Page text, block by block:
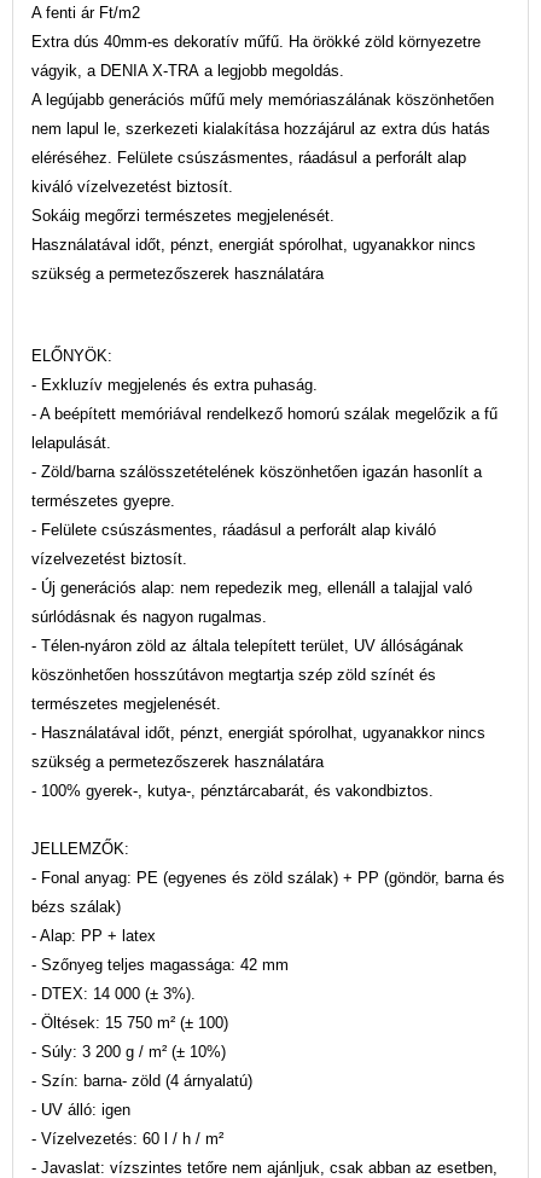
A fenti ár Ft/m2
Extra dús 40mm-es dekoratív műfű. Haörökké zöld környezetre
vágyik, a DENIA X-TRA a legjobb megoldás.
A legújabb generációs műfű mely memóriaszálának köszönhetően
nem lapul le, szerkezeti kialakítása hozzájárul az extra dús hatás
eléréséhez. Felülete csúszásmentes, ráadásul a perforált alap
kiváló vízelvezetést biztosít.
Sokáig megőrzi természetes megjelenését.
Használatával időt, pénzt, energiát spórolhat, ugyanakkor nincs
szükség a permetezőszerek használatára
ELŐNYÖK:
- Exkluzív megjelenés és extra puhaság.
- A beépített memóriával rendelkező homorú szálak megelőzik a fű
lelapulását.
- Zöld/barna szálösszetételének köszönhetően igazán hasonlít a
természetes gyepre.
- Felülete csúszásmentes, ráadásul a perforált alap kiváló
vízelvezetést biztosít.
- Új generációs alap: nem repedezik meg, ellenáll a talajjal való
súrlódásnak és nagyon rugalmas.
- Télen-nyáron zöld az általa telepített terület, UV állóságának
köszönhetően hosszútávon megtartja szép zöld színét és
természetes megjelenését.
- Használatával időt, pénzt, energiát spórolhat, ugyanakkor nincs
szükség a permetezőszerek használatára
- 100% gyerek-, kutya-, pénztárcabarát, és vakondbiztos.
JELLEMZŐK:
- Fonal anyag: PE (egyenes és zöld szálak) + PP (göndör, barna és
bézs szálak)
- Alap: PP + latex
- Szőnyeg teljes magassága: 42 mm
- DTEX: 14 000 (± 3%).
- Öltések: 15 750 m² (± 100)
- Súly: 3 200 g / m² (± 10%)
- Szín: barna- zöld (4 árnyalatú)
- UV álló: igen
- Vízelvezetés: 60 l / h / m²
- Javaslat: vízszintes tetőre nem ajánljuk, csak abban az esetben,